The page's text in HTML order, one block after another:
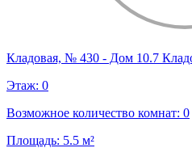
Кладовая, № 430 - Дом 10.7
Этаж: 0
Возможное количество комнат: 0
Площадь: 5.5 м²